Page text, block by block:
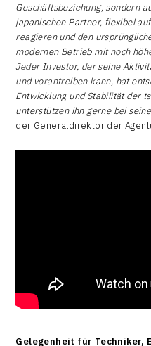
Geschäftsbeziehung, sondern
japanischen Partner, flexibel
reagieren und den
modernen Betrieb mit noch
Jeder Investor, der seine
und vorantreiben kann, hat
Entwicklung und Stabilität der
unterstützen ihn gerne bei
der Generaldirektor der
Gelegenheit für Techniker,